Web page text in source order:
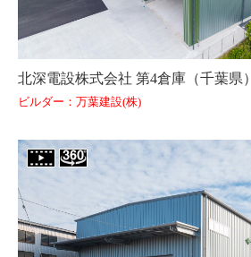
北深電設株式会社 第4倉庫（千葉県）
ビルダー：万葉建設(株)